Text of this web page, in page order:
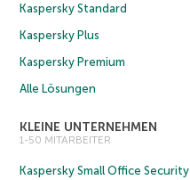
Kaspersky Standard
Kaspersky Plus
Kaspersky Premium
Alle Lösungen
KLEINE UNTERNEHMEN
1-50 MITARBEITER
Kaspersky Small Office Security